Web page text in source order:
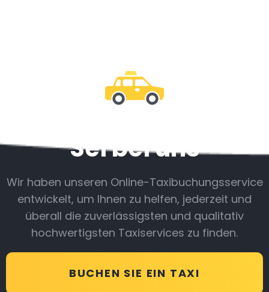
Sei bei uns
Wir haben unseren Online-Taxibuchungsservice
entwickelt, um Ihnen zu helfen, jederzeit und
überall die zuverlässigsten und qualitativ
hochwertigsten Taxiservices zu finden.
BUCHEN SIE EIN TAXI